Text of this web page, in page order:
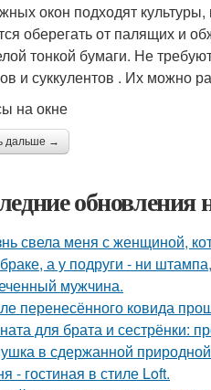
окон подходят
оберегать от палящих и
тонкой бумаги. Не
и суккулентов . Их можно
на окне
дальше →
обновления
свела меня с женщиной,
а у подруги - ни
мужчина.
перенесённого ковида
для брата и сестрёнки:
в сдержанной
- гостиная в стиле Loft.